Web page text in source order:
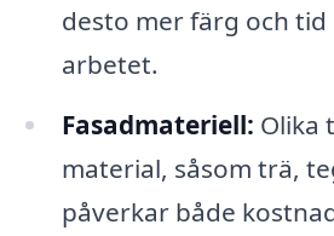
desto mer färg och
arbetet.
Fasadmateriell: Olika
material, såsom trä,
påverkar både